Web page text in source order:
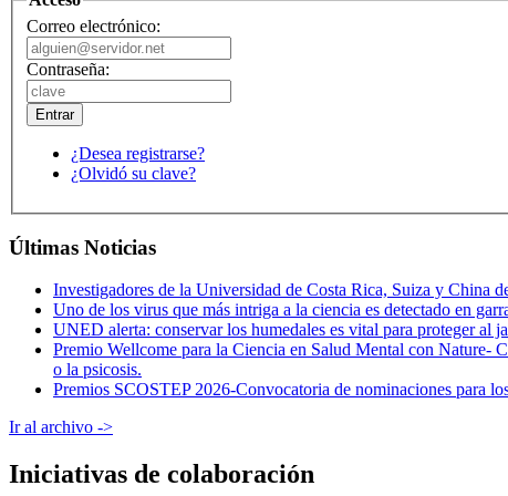
Correo electrónico:
Contraseña:
¿Desea registrarse?
¿Olvidó su clave?
Últimas Noticias
Investigadores de la Universidad de Costa Rica, Suiza y China
Uno de los virus que más intriga a la ciencia es detectado en
UNED alerta: conservar los humedales es vital para proteger al
Premio Wellcome para la Ciencia en Salud Mental con Nature-
o la psicosis.
Premios SCOSTEP 2026-Convocatoria de nominaciones para
Ir al archivo ->
Iniciativas de colaboración